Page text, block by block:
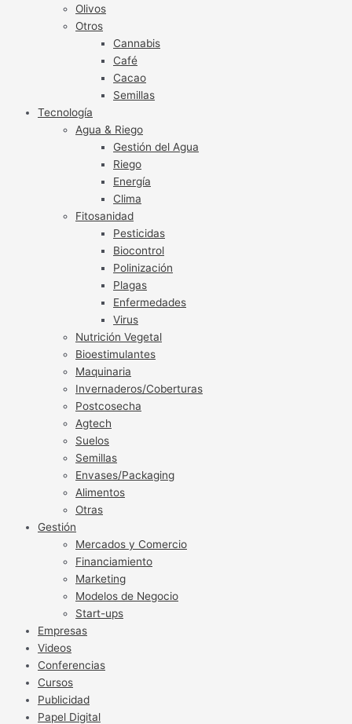
Olivos
Otros
Cannabis
Café
Cacao
Semillas
Tecnología
Agua & Riego
Gestión del Agua
Riego
Energía
Clima
Fitosanidad
Pesticidas
Biocontrol
Polinización
Plagas
Enfermedades
Virus
Nutrición Vegetal
Bioestimulantes
Maquinaria
Invernaderos/Coberturas
Postcosecha
Agtech
Suelos
Semillas
Envases/Packaging
Alimentos
Otras
Gestión
Mercados y Comercio
Financiamiento
Marketing
Modelos de Negocio
Start-ups
Empresas
Videos
Conferencias
Cursos
Publicidad
Papel Digital